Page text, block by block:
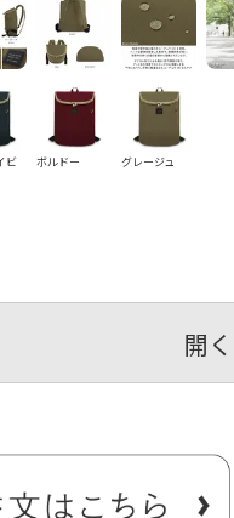
ビ
ボルドー グレージュ
。
オリジナルのがま口